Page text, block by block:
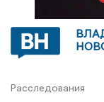
Расследования